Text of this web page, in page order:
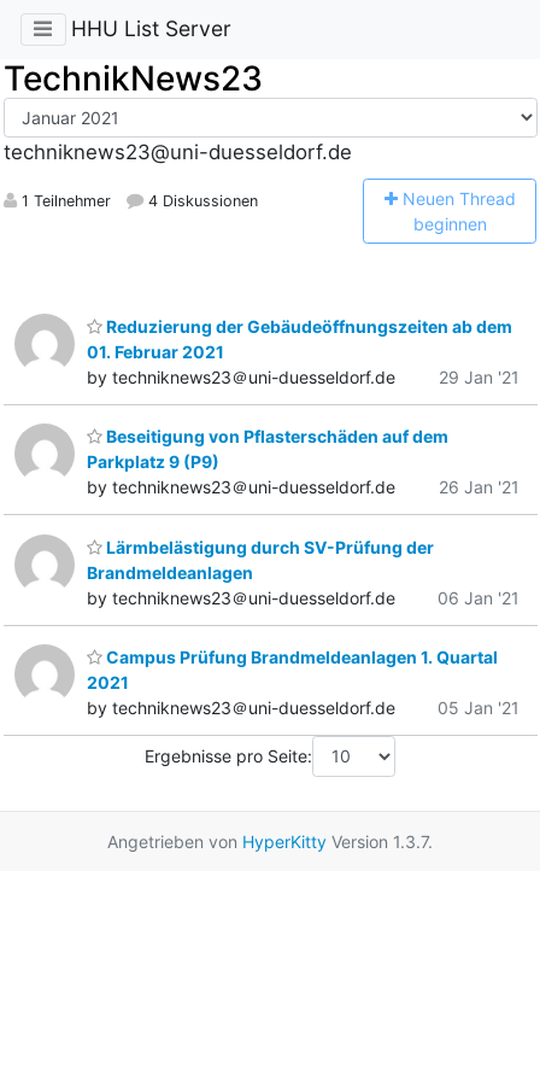
HHU List Server
TechnikNews23
techniknews23@uni-duesseldorf.de
1 Teilnehmer 4 Diskussionen Neuen Thread
beginnen
Reduzierung der Gebäudeöffnungszeiten ab dem
01. Februar 2021
by techniknews23＠uni-duesseldorf.de
29 Jan '21
Beseitigung von Pflasterschäden auf dem
Parkplatz 9 (P9)
by techniknews23＠uni-duesseldorf.de
26 Jan '21
Lärmbelästigung durch SV-Prüfung der
Brandmeldeanlagen
by techniknews23＠uni-duesseldorf.de
06 Jan '21
Campus Prüfung Brandmeldeanlagen 1. Quartal
2021
by techniknews23＠uni-duesseldorf.de
05 Jan '21
Ergebnisse pro Seite:
Angetrieben von HyperKitty Version 1.3.7.